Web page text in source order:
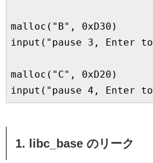
malloc("B", 0xD30)
input("pause 3, Enter
malloc("C", 0xD20)
input("pause 4, Enter
1. libc_base のリーク